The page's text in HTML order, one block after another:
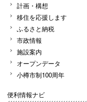
計画・構想
移住を応援します
ふるさと納税
市政情報
施設案内
オープンデータ
小樽市制100周年
便利情報ナビ